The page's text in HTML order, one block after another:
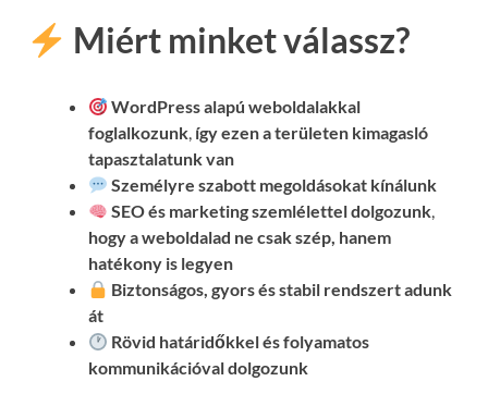
Miért minket válassz?
WordPress alapú weboldalakkal
foglalkozunk, így ezen a területen kimagasló
tapasztalatunk van
Személyre szabott megoldásokat kínálunk
SEO és marketing szemlélettel dolgozunk,
hogy a weboldalad ne csak szép, hanem
hatékony is legyen
Biztonságos, gyors és stabil rendszert adunk
át
Rövid határidőkkel és folyamatos
kommunikációvaldolgozunk